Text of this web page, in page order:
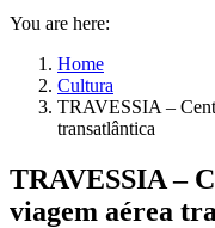
You are here:
Home
Cultura
TRAVESSIA –
transatlântica
TRAVESSIA –
viagem aérea